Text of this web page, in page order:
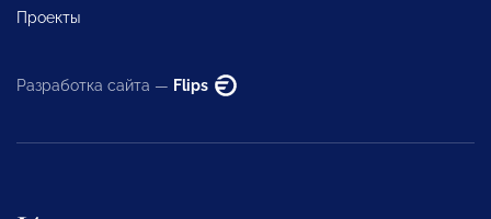
Проекты
Разработка сайта — Flips